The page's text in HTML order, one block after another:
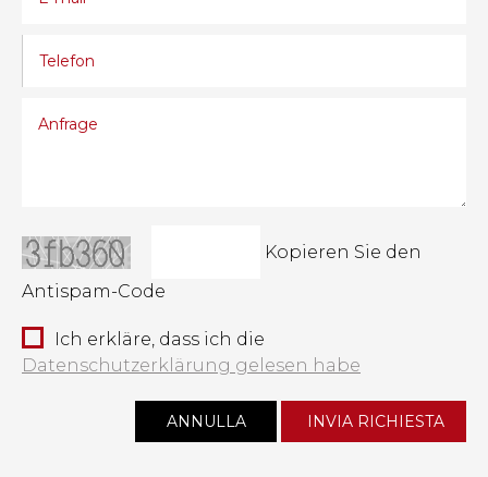
Kopieren Sie den
Antispam-Code
Ich erkläre, dass ich die
Datenschutzerklärung gelesen habe